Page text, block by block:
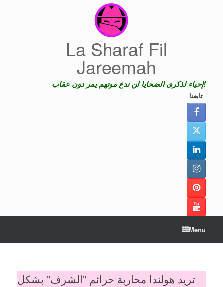
La Sharaf Fil
Jareemah
إحياء لذكرى الضحايا لن ندع موتهم يمر دون عقاب!
تابعنا
Menu
تريد هولندا محاربة جرائم "الشرف" بشكل